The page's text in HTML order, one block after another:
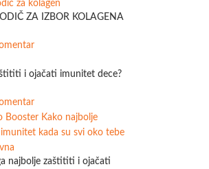
ZA IZBOR KOLAGENA
i ojačati imunitet dece?
najbolje zaštititi i ojačati